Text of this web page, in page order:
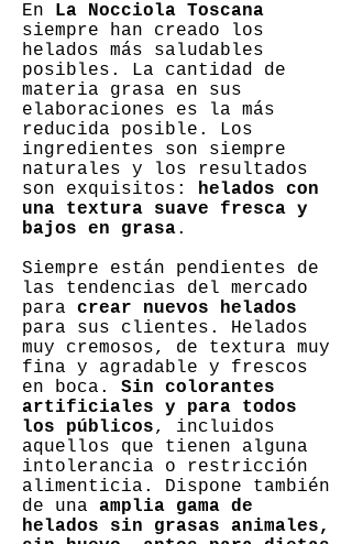
En La Nocciola Toscana
siempre han creado los
helados más saludables
posibles. La cantidad de
materia grasa en sus
elaboraciones es la más
reducida posible. Los
ingredientes son siempre
naturales y los resultados
son exquisitos: helados con
una textura suave fresca y
bajos en grasa.
Siempre están pendientes de
las tendencias del mercado
para crear nuevos helados
para sus clientes. Helados
muy cremosos, de textura muy
fina y agradable y frescos
en boca. Sin colorantes
artificiales y para todos
los públicos, incluidos
aquellos que tienen alguna
intolerancia o restricción
alimenticia. Dispone también
de una amplia gama de
helados sin grasas animales,